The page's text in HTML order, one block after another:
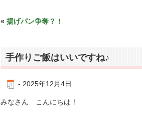
« 揚げパン争奪？！
手作りご飯はいいですね♪
- 2025年12月4日
みなさん こんにちは！